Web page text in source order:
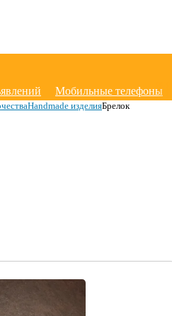
Мобильные телефоны
Handmade изделияБрелок